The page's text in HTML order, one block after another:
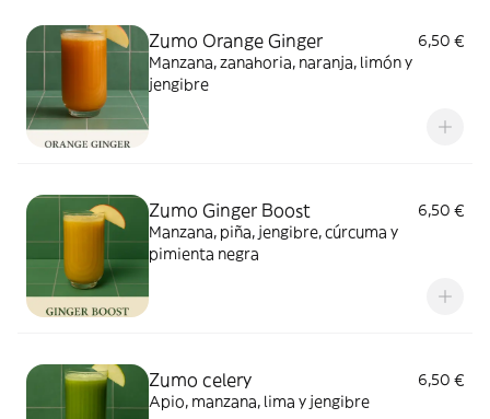
Zumo Orange Ginger
6,50 €
Manzana, zanahoria, naranja, limón y
jengibre
Zumo Ginger Boost
6,50 €
Manzana, piña, jengibre, cúrcuma y
pimienta negra
Zumo celery
6,50 €
Apio, manzana, lima y jengibre